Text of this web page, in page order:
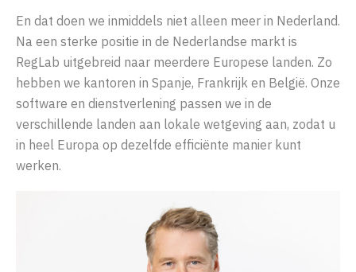
En dat doen we inmiddels niet alleen meer in Nederland.
Na een sterke positie in de Nederlandse markt is
RegLab uitgebreid naar meerdere Europese landen. Zo
hebben we kantoren in Spanje, Frankrijk en België. Onze
software en dienstverlening passen we in de
verschillende landen aan lokale wetgeving aan, zodat u
in heel Europa op dezelfde efficiënte manier kunt
werken.